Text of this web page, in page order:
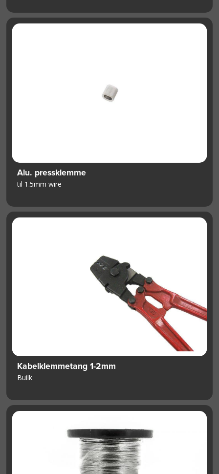
Alu. pressklemme
til 1.5mm wire
Kabelklemmetang 1-2mm
Builk